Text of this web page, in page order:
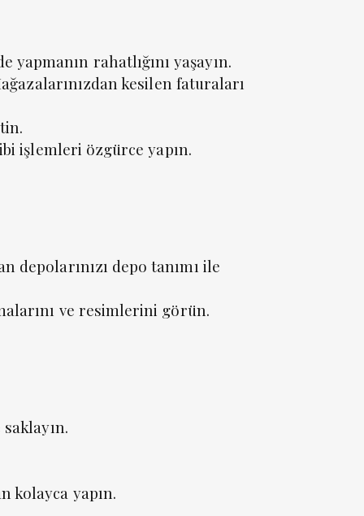
rahatlığını yaşayın.
kesilen faturaları
işlemleri özgürce yapın.
depolarınızı depo tanımı ile
ve resimlerini görün.
kolayca yapın.